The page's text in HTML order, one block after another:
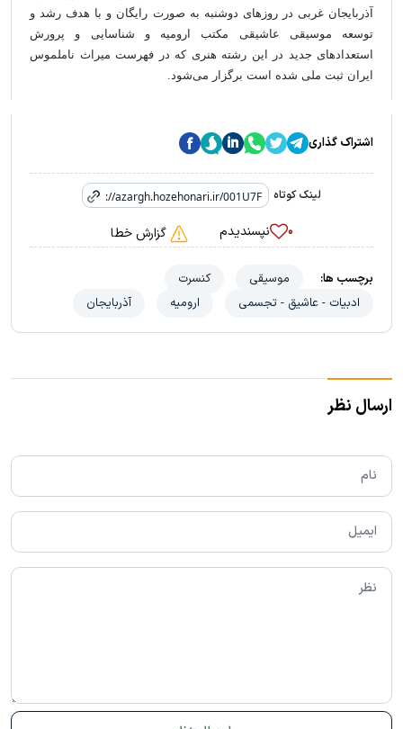
آذربایجان غربی در روزهای دوشنبه به صورت رایگان و با هدف رشد و
توسعه موسیقی عاشیقی مکتب ارومیه و شناسایی و پرورش
استعدادهای جدید در این رشته هنری که در فهرست میراث ناملموس
ایران ثبت ملی شده است برگزار می‌شود.
اشتراک گذاری
لینک کوتاه
۰ نپسندیدم گزارش خطا
برچسب ها: موسیقی
کنسرت
ادبیات - عاشیق - تجسمی
ارومیه آذربایجان
ارسال نظر